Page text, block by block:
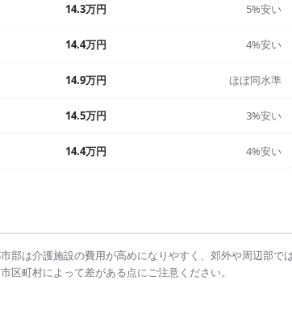
14.3万円 5%安い
14.4万円 4%安い
14.9万円 ほぼ同水準
14.5万円 3%安い
14.4万円 4%安い
部は介護施設の費用が高めになりやすく、郊外や周辺部で
町村によって差がある点にご注意ください。